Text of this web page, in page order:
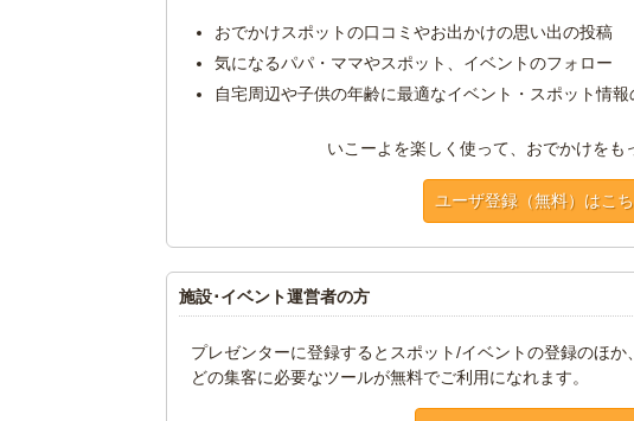
おでかけスポットの口コミやお出かけの思い出の投稿
気になるパパ・ママやスポット、イベントのフォロー
自宅周辺や子供の年齢に最適なイベント・スポット情報
いこーよを楽しく使って、おでかけをも
ユーザ登録（無料）はこ
施設･イベント運営者の方
プレゼンターに登録するとスポット/イベントの登録のほ
どの集客に必要なツールが無料でご利用になれます。